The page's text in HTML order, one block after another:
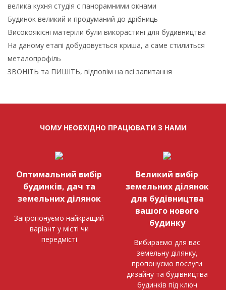
велика кухня студія с панорамними окнами
Будинок великий и продуманий до дрібниць
Високоякісні матеріли були викорастині для будивництва
На даному етапі добудовується криша, а саме стилиться
металопрофіль
ЗВОНІТЬ та ПИШІТЬ, відповім на всі запитання
ЧОМУ НЕОБХІДНО ПРАЦЮВАТИ З НАМИ
Оптимальний вибір
будинків, дач та
земельних ділянок
Запропонуємо найкращий
варіант у місті чи
передмісті
Великий вибір
земельних ділянок
для будівництва
вашого нового
будинку
Вибираємо для вас
земельну ділянку,
пропонуємо послуги
дизайну та будівництва
будинків під ключ